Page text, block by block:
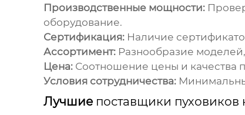
Производственные мощности:
оборудование.
Сертификация:Наличие
Ассортимент:Разнообразие
Цена:Соотношение цены и качества
Условия сотрудничества:
Лучшие поставщики пуховиков